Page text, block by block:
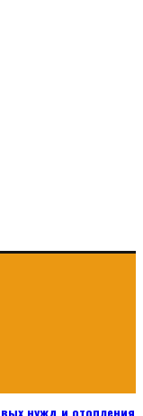
нужд и отопления